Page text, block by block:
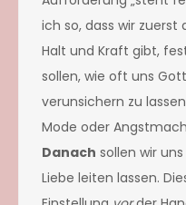
ich so, dass wir zuerst
Halt und Kraft gibt,
sollen, wie oft uns
verunsichern zu
Mode oder
Danach sollen wir
Liebe leiten lassen.